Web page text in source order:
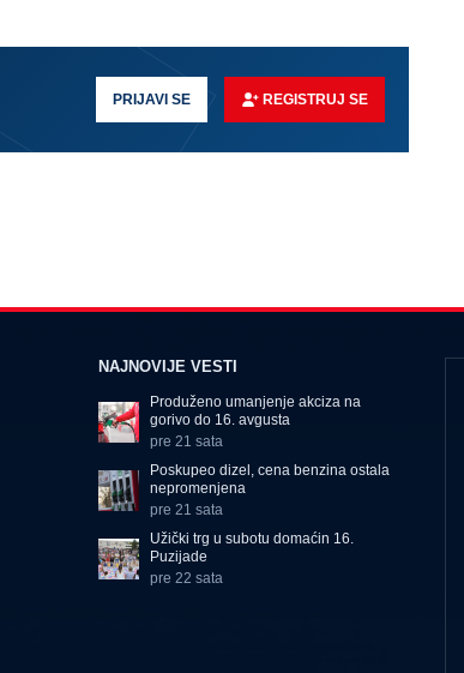
PRIJAVI SE REGISTRUJ SE
NAJNOVIJE VESTI
Produženo umanjenje akciza na
gorivo do 16. avgusta
pre 21 sata
Poskupeo dizel, cena benzina ostala
nepromenjena
pre 21 sata
Užički trg u subotu domaćin 16.
Puzijade
pre 22 sata